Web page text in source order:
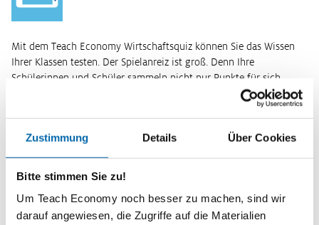
Zustimmung Details Über Cookies
Bitte stimmen Sie zu!
Um Teach Economy noch besser zu machen, sind wir
darauf angewiesen, die Zugriffe auf die Materialien
Mit dem Teach Economy Wirtschaftsquiz können Sie das Wissen
Ihrer Klassen testen. Der Spielanreiz ist groß. Denn Ihre
Schülerinnen und Schüler sammeln nicht nur Punkte für sich
Weiterlesen
Themenbereich
Soziale Marktwirtschaft
Zeitbedarf
2 Unterrichtsstunden